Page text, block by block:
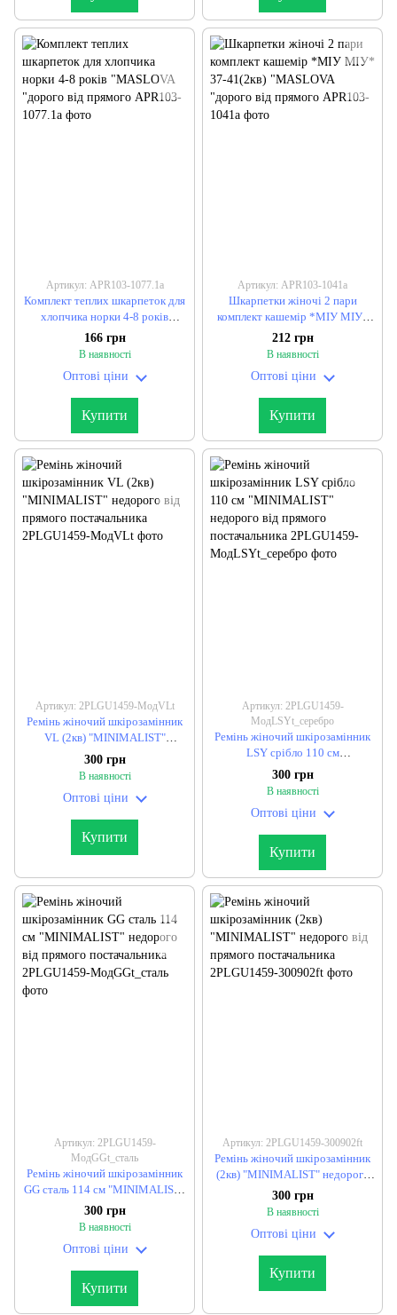
Артикул: APR103-1077.1a
Комплект теплих шкарпеток для
хлопчика норки 4-8 років
"MASLOVA "дорого від прямого
166 грн
В наявності
Оптові ціни
Купити
Артикул: APR103-1041a
Шкарпетки жіночі 2 пари
комплект кашемір *МІУ МІУ*
37-41(2кв) "MASLOVA "дорого
від прямого
212 грн
В наявності
Оптові ціни
Купити
Артикул: 2PLGU1459-МодVLt
Ремінь жіночий шкірозамінник
VL (2кв) "MINIMALIST"
недорого від прямого
постачальника
300 грн
В наявності
Оптові ціни
Купити
Артикул: 2PLGU1459-
МодLSYt_серебро
Ремінь жіночий шкірозамінник
LSY срібло 110 см
"MINIMALIST" недорого від
прямого постачальника
300 грн
В наявності
Оптові ціни
Купити
Артикул: 2PLGU1459-
МодGGt_сталь
Ремінь жіночий шкірозамінник
GG сталь 114 см "MINIMALIST"
недорого від прямого
постачальника
300 грн
В наявності
Оптові ціни
Купити
Артикул: 2PLGU1459-300902ft
Ремінь жіночий шкірозамінник
(2кв) "MINIMALIST" недорого
від прямого постачальника
300 грн
В наявності
Оптові ціни
Купити